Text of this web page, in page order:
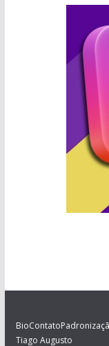
BioContato
Tiago Augusto